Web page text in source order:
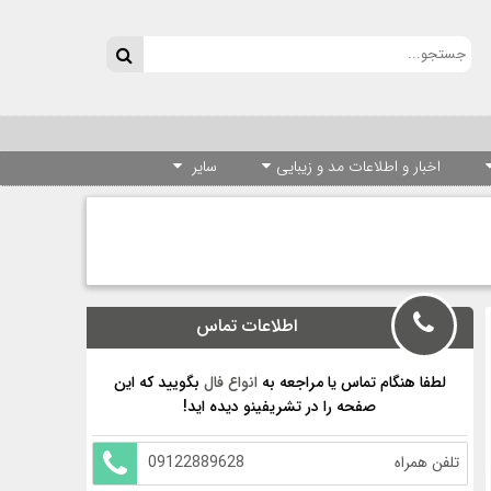
اخبار و اطلاعات مد و زیبایی سایر
اطلاعات تماس
لطفا هنگام تماس یا مراجعه بهانواع فال بگویید که این
صفحه را در تشریفینو دیده اید!
تلفن همراه 09122889628